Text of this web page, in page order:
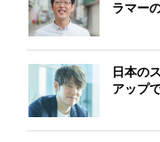
ラマー
日本の
アップ